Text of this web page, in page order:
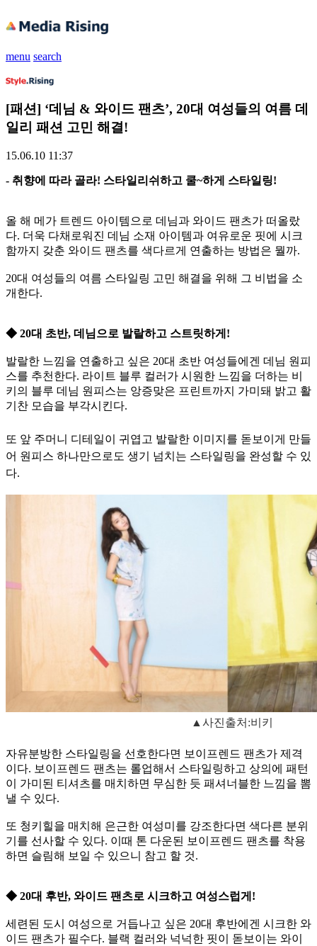
menu search
[패션] ‘데님 & 와이드 팬츠’, 20대 여성들의 여름 데
일리 패션 고민 해결!
15.06.10 11:37
- 취향에 따라 골라! 스타일리쉬하고 쿨~하게 스타일링!
올 해 메가 트렌드 아이템으로 데님과 와이드 팬츠가 떠올랐
다. 더욱 다채로워진 데님 소재 아이템과 여유로운 핏에 시크
함까지 갖춘 와이드 팬츠를 색다르게 연출하는 방법은 뭘까.
20대 여성들의 여름 스타일링 고민 해결을 위해 그 비법을 소
개한다.
◆ 20대 초반, 데님으로 발랄하고 스트릿하게!
발랄한 느낌을 연출하고 싶은 20대 초반 여성들에겐 데님 원피
스를 추천한다. 라이트 블루 컬러가 시원한 느낌을 더하는 비
키의 블루 데님 원피스는 앙증맞은 프린트까지 가미돼 밝고 활
기찬 모습을 부각시킨다.
또 앞 주머니 디테일이 귀엽고 발랄한 이미지를 돋보이게 만들
어 원피스 하나만으로도 생기 넘치는 스타일링을 완성할 수 있
다.
▲사진출처:비키
자유분방한 스타일링을 선호한다면 보이프렌드 팬츠가 제격
이다. 보이프렌드 팬츠는 롤업해서 스타일링하고 상의에 패턴
이 가미된 티셔츠를 매치하면 무심한 듯 패셔너블한 느낌을 뽐
낼 수 있다.
또 청키힐을 매치해 은근한 여성미를 강조한다면 색다른 분위
기를 선사할 수 있다. 이때 톤 다운된 보이프렌드 팬츠를 착용
하면 슬림해 보일 수 있으니 참고 할 것.
◆ 20대 후반, 와이드 팬츠로 시크하고 여성스럽게!
세련된 도시 여성으로 거듭나고 싶은 20대 후반에겐 시크한 와
이드 팬츠가 필수다. 블랙 컬러와 넉넉한 핏이 돋보이는 와이